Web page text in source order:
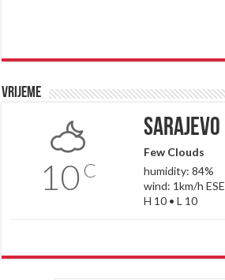
Vrijeme
10 C
Sarajevo
Few Clouds
humidity: 84%
wind: 1km/h ESE
H 10 • L 10